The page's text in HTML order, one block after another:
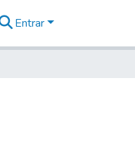
Entrar